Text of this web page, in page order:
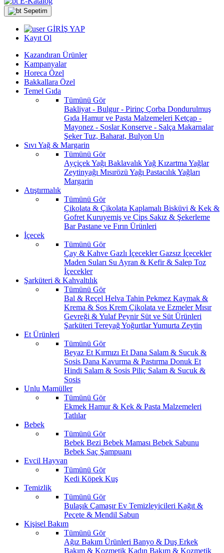
Sepetim
GİRİŞ YAP
Kayıt Ol
Kazandıran Ürünler
Kampanyalar
Horeca Özel
Bakkallara Özel
Temel Gıda
Tümünü Gör
Bakliyat - Bulgur - Pirinç Çorba Dondurulmuş
Gıda Hamur ve Pasta Malzemeleri Ketçap -
Mayonez - SoslarKonserve - Salça Makarnalar
ŞekerTuz, Baharat, Bulyon Un
Sıvı Yağ & Margarin
Tümünü Gör
Ayçiçek Yağı Baklavalık Yağ Kızartma Yağlar
Zeytinyağı Mısırözü Yağı Pastacılık Yağları
Margarin
Atıştırmalık
Tümünü Gör
Çikolata & Çikolata Kaplamalı Bisküvi & Kek &
Gofret Kuruyemiş ve Cips Sakız & Şekerleme
BarPastane ve Fırın Ürünleri
İçecek
Tümünü Gör
Çay & Kahve Gazlı İçeceklerGazsız İçecekler
Maden Suları Su Ayran & Kefir & Salep Toz
İçecekler
Şarküteri & Kahvaltılık
Tümünü Gör
Bal & Reçel Helva Tahin Pekmez Kaymak &
Krema & Sos Krem Çikolata ve EzmelerMısır
Gevreği & YulafPeynir Süt ve Süt Ürünleri
Şarküteri TereyağYoğurtlarYumurta Zeytin
Et Ürünleri
Tümünü Gör
Beyaz Et Kırmızı Et Dana Salam & Sucuk &
Sosis Dana Kavurma & Pastırma Donuk Et
Hindi Salam & Sosis Piliç Salam & Sucuk &
Sosis
Unlu Mamüller
Tümünü Gör
Ekmek Hamur & Kek & Pasta Malzemeleri
Tatlılar
Bebek
Tümünü Gör
Bebek Bezi Bebek Maması Bebek Sabunu
Bebek Saç Şampuanı
Evcil Hayvan
Tümünü Gör
Kedi Köpek Kuş
Temizlik
Tümünü Gör
Bulaşık ÇamaşırEv Temizleyicileri Kağıt &
Peçete & Mendil Sabun
Kişisel Bakım
Tümünü Gör
Ağız Bakım Ürünleri Banyo & Duş Erkek
Bakım & Kozmetik Kadın Bakım & Kozmetik